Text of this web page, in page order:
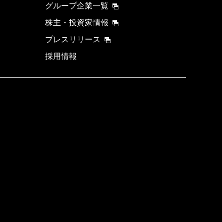
グループ企業一覧
株主・投資家情報
プレスリリース
採用情報